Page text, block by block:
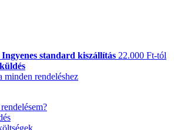
standard kiszállítás 22.000 Ft-tól
minden rendeléshez